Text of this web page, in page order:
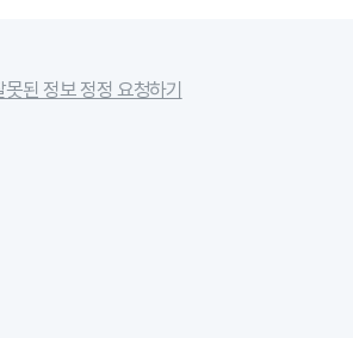
못된 정보 정정 요청하기